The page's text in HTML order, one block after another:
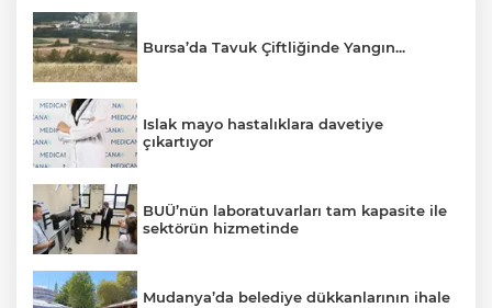
Bursa’da Tavuk Çiftliğinde Yangın...
Islak mayo hastalıklara davetiye
çıkartıyor
BUÜ’nün laboratuvarları tam kapasite ile
sektörün hizmetinde
Mudanya’da belediye dükkanlarının ihale